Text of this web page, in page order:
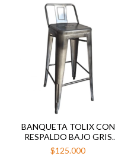
BANQUETA TOLIX CON
RESPALDO BAJO GRIS
GALVANIZADO
$125.000